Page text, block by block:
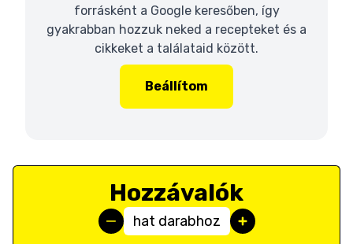
forrásként a Google keresőben, így
gyakrabban hozzuk neked a recepteket és a
cikkeket a találataid között.
Beállítom
Hozzávalók
hat darabhoz